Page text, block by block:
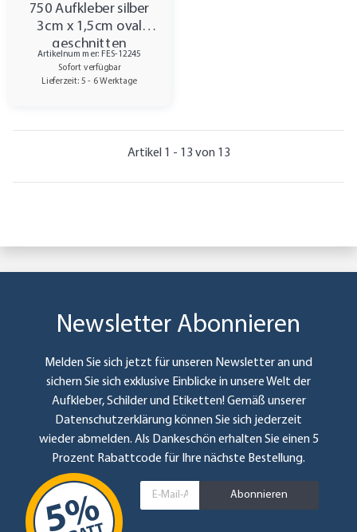
750 Aufkleber silber
3cm x 1,5cm oval
geschnitten
Artikelnummer: FES-12245
Sofort verfügbar
Lieferzeit: 5 - 6 Werktage
Artikel 1 - 13 von 13
Newsletter Abonnieren
Melden Sie sich jetzt für unseren Newsletter an und
sichern Sie sich exklusive Einblicke in unsere Welt der
Aufkleber, Schilder und Etiketten! Gemäß unserer
Datenschutzerklärung können Sie sich jederzeit
wieder abmelden. Als Dankeschön erhalten Sie einen 5
Prozent Rabattcode für Ihre nächste Bestellung.
Abonnieren